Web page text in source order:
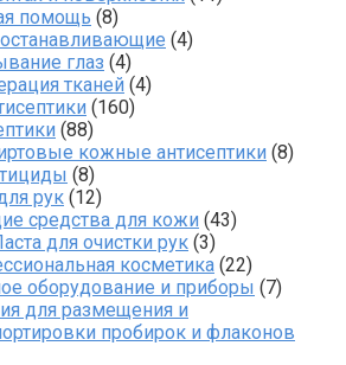
помощь (8)
(4)
глаз (4)
тканей (4)
(160)
(88)
кожные антисептики (8)
(8)
рук (12)
средства для кожи (43)
для очистки рук (3)
косметика (22)
оборудование и приборы (7)
для размещения и
пробирок и флаконов